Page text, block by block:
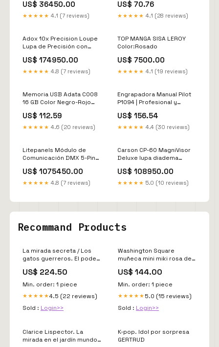
Headset & Earset
Microphones
US$ 36450.00
★★★★★ 4.1 (7 reviews)
US$ 70.76
★★★★★ 4.1 (28 reviews)
Adox 10x Precision Loupe
Lupa de Precisión con
Ajustable Routers
US$ 174950.00
★★★★★ 4.8 (7 reviews)
TOP MANGA SISA LEROY
Color:Rosado
US$ 7500.00
★★★★★ 4.1 (19 reviews)
Memoria USB Adata C008
16 GB Color Negro-Rojo
US$ 112.59
★★★★★ 4.6 (20 reviews)
Engrapadora Manual Pilot
P1094 | Profesional y
Material:Metalica
US$ 156.54
★★★★★ 4.4 (30 reviews)
Litepanels Módulo de
Comunicación DMX 5-Pin
Lights
US$ 1075450.00
★★★★★ 4.8 (7 reviews)
Carson CP-60 MagniVisor
Deluxe lupa diadema
DJ Headphones
US$ 108950.00
★★★★★ 5.0 (10 reviews)
Recommand Products
La mirada secreta / Los
gatos guerreros. El poder
US$ 224.50
Min. order: 1 piece
★★★★★4.5 (22 reviews)
Sold : Login>>
Washington Square
muñeca mini miki rosa de
US$ 144.00
Min. order: 1 piece
★★★★★ 5.0 (15 reviews)
Sold : Login>>
Clarice Lispector. La
mirada en el jardín mundo
K-pop. Idol por sorpresa
GERTRUD